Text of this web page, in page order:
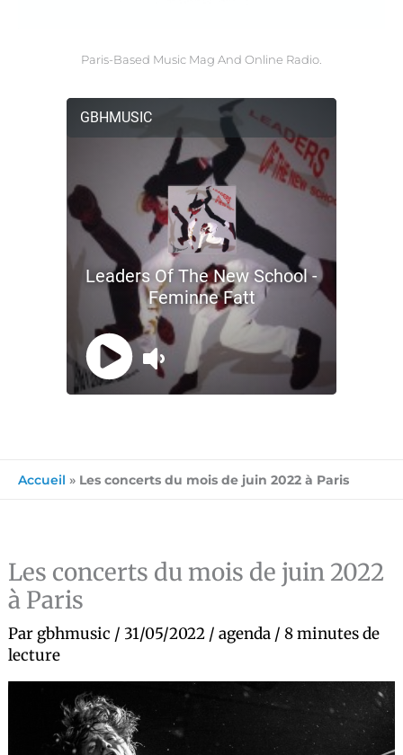
Paris-Based Music Mag And Online Radio.
Accueil » Les concerts du mois de juin 2022 à Paris
Les concerts du mois de juin 2022
à Paris
Par gbhmusic /31/05/2022 /agenda /8 minutes de
lecture